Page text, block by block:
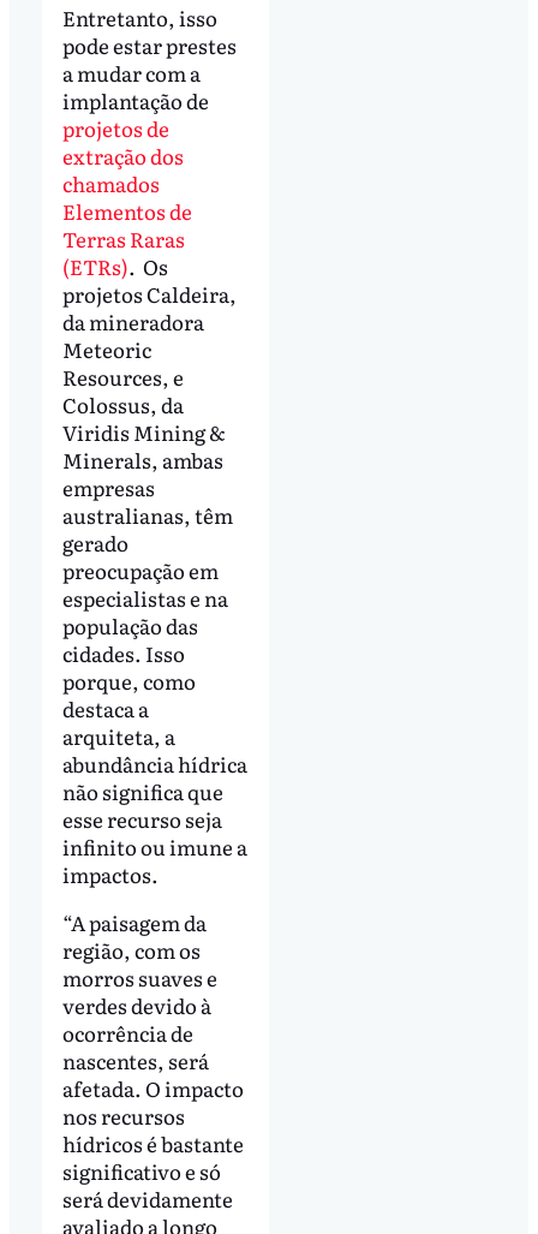
Entretanto, isso
pode estar prestes
a mudar com a
implantação de
projetos de
extração dos
chamados
Elementos de
Terras Raras
(ETRs). Os
projetos Caldeira,
da mineradora
Meteoric
Resources, e
Colossus, da
Viridis Mining &
Minerals, ambas
empresas
australianas, têm
gerado
preocupação em
especialistas e na
população das
cidades. Isso
porque, como
destaca a
arquiteta, a
abundância hídrica
não significa que
esse recurso seja
infinito ou imune a
impactos.
“A paisagem da
região, com os
morros suaves e
verdes devido à
ocorrência de
nascentes, será
afetada. O impacto
nos recursos
hídricos é bastante
significativo e só
será devidamente
avaliado a longo